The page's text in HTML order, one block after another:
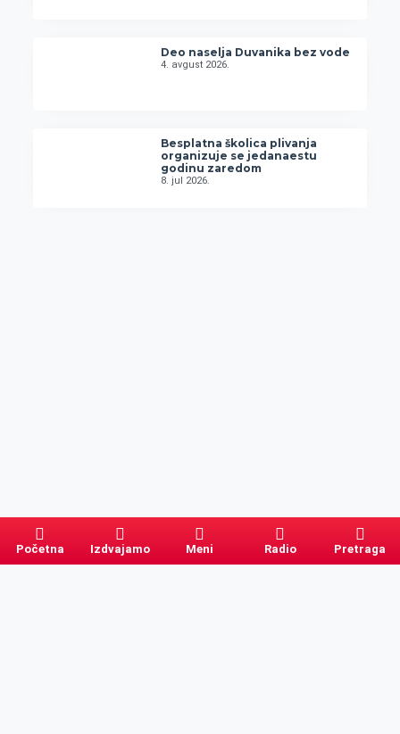
Deo naselja Duvanika bez vode
4. avgust 2026.
Besplatna školica plivanja
organizuje se jedanaestu
godinu zaredom
8. jul 2026.
Početna Izdvajamo Meni Radio Pretraga